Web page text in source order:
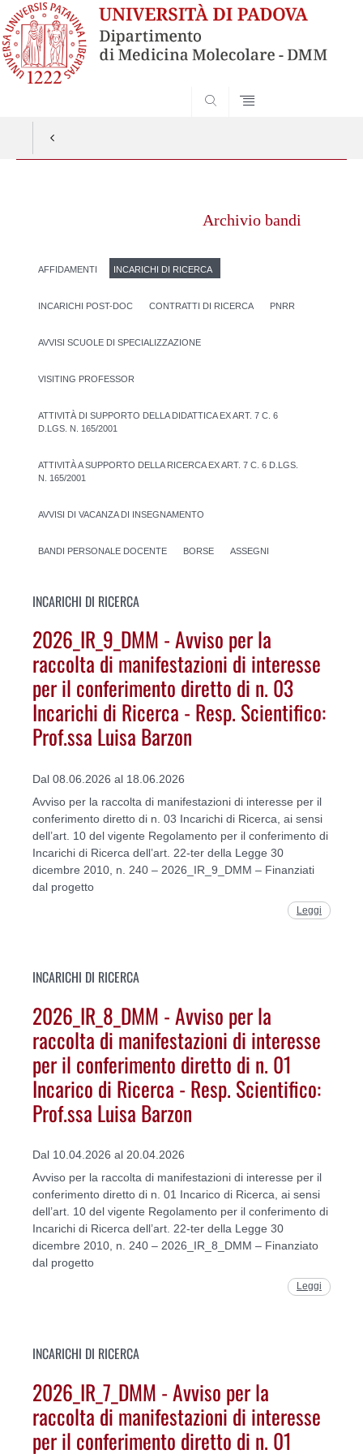
Archivio bandi
AFFIDAMENTI INCARICHI DI RICERCA
INCARICHI POST-DOC CONTRATTI DI RICERCA PNRR
AVVISI SCUOLE DI SPECIALIZZAZIONE
VISITING PROFESSOR
ATTIVITÀ DI SUPPORTO DELLA DIDATTICA EX ART. 7 C. 6
D.LGS. N. 165/2001
ATTIVITÀ A SUPPORTO DELLA RICERCA EX ART. 7 C. 6 D.LGS.
N. 165/2001
AVVISI DI VACANZA DI INSEGNAMENTO
BANDI PERSONALE DOCENTE BORSE ASSEGNI
INCARICHI DI RICERCA
2026_IR_9_DMM - Avviso per la
raccolta di manifestazioni di interesse
per il conferimento diretto di n. 03
Incarichi di Ricerca - Resp. Scientifico:
Prof.ssa Luisa Barzon
Dal 08.06.2026 al 18.06.2026
Avviso per la raccolta di manifestazioni di interesse per il
conferimento diretto di n. 03 Incarichi di Ricerca, ai sensi
dell’art. 10 del vigente Regolamento per il conferimento di
Incarichi di Ricerca dell’art. 22-ter della Legge 30
dicembre 2010, n. 240 – 2026_IR_9_DMM – Finanziati
dal progetto
Leggi
INCARICHI DI RICERCA
2026_IR_8_DMM - Avviso per la
raccolta di manifestazioni di interesse
per il conferimento diretto di n. 01
Incarico di Ricerca - Resp. Scientifico:
Prof.ssa Luisa Barzon
Dal 10.04.2026 al 20.04.2026
Avviso per la raccolta di manifestazioni di interesse per il
conferimento diretto di n. 01 Incarico di Ricerca, ai sensi
dell’art. 10 del vigente Regolamento per il conferimento di
Incarichi di Ricerca dell’art. 22-ter della Legge 30
dicembre 2010, n. 240 – 2026_IR_8_DMM – Finanziato
dal progetto
Leggi
INCARICHI DI RICERCA
2026_IR_7_DMM - Avviso per la
raccolta di manifestazioni di interesse
per il conferimento diretto di n. 01